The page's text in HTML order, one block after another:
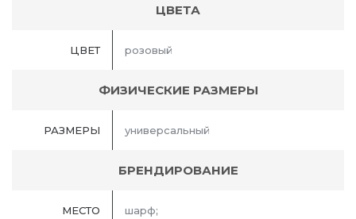
ЦВЕТА
ЦВЕТ розовый
ФИЗИЧЕСКИЕ РАЗМЕРЫ
РАЗМЕРЫ универсальный
БРЕНДИРОВАНИЕ
МЕСТО шарф;